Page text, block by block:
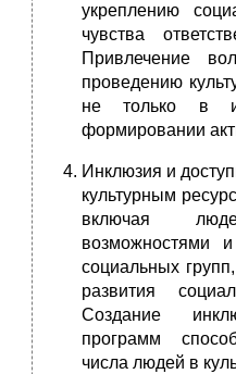
укреплению
чувства
Привлечение
проведению
не только в
формировании
Инклюзия и
культурным
включая
возможностями
социальных
развития
Создание
программ
числа людей в